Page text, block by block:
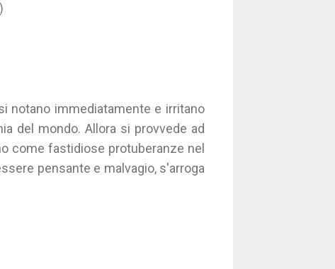
notano immediatamente e irritano
del mondo. Allora si provvede ad
come fastidiose protuberanze nel
pensante e malvagio, s'arroga